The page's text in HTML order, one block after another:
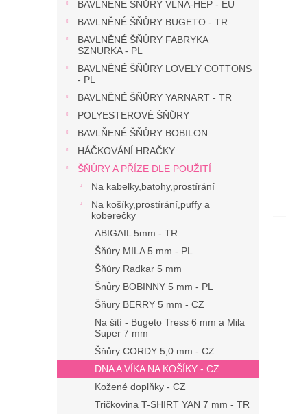
BAVLNĚNÉ ŠŇŮRY VLNA-HEP - EU
BAVLNĚNÉ ŠŇŮRY BUGETO - TR
BAVLNĚNÉ ŠŇŮRY FABRYKA
SZNURKA - PL
BAVLNĚNÉ ŠŇŮRY LOVELY COTTONS
- PL
BAVLNĚNÉ ŠŇŮRY YARNART - TR
POLYESTEROVÉ ŠŇŮRY
BAVLŇENÉ ŠŇŮRY BOBILON
HÁČKOVÁNÍ HRAČKY
ŠŇŮRY A PŘÍZE DLE POUŽITÍ
Na kabelky,batohy,prostírání
Na košíky,prostírání,puffy a
koberečky
ABIGAIL 5mm - TR
Šňůry MILA 5 mm - PL
Šňůry Radkar 5 mm
Šnůry BOBINNY 5 mm - PL
Šňury BERRY 5 mm - CZ
Na šití - Bugeto Tress 6 mm a Mila
Super 7 mm
Šňůry CORDY 5,0 mm - CZ
DNA A VÍKA NA KOŠÍKY - CZ
Kožené doplňky - CZ
Tričkovina T-SHIRT YAN 7 mm - TR